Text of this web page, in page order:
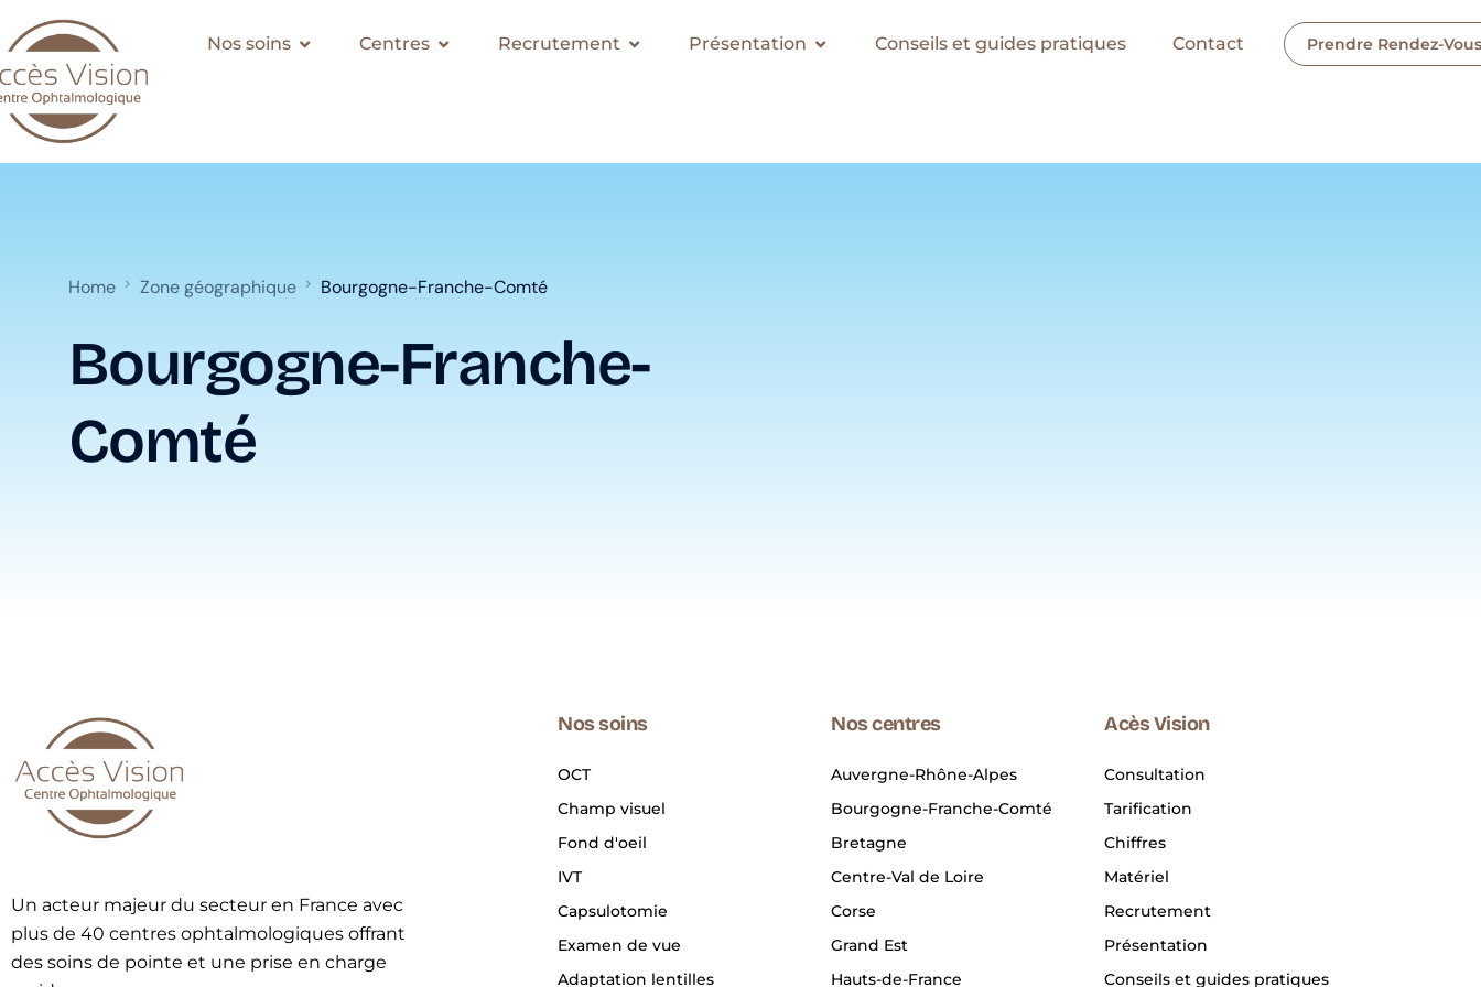
Nos soins Centres Recrutement Présentation Conseils et guides pratiques Contact Prendre Rendez-
Home Zone géographique Bourgogne-Franche-Comté
Bourgogne-Franche-
Comté
Un acteur majeur du secteur en France avec
plus de 40 centres ophtalmologiques offrant
des soins de pointe et une prise en charge
Nos soins
OCT
Champ visuel
Fond d'oeil
IVT
Capsulotomie
Examen de vue
Adaptation lentilles
Nos centres
Auvergne-Rhône-Alpes
Bourgogne-Franche-Comté
Bretagne
Centre-Val de Loire
Corse
Grand Est
Hauts-de-France
Acès Vision
Consultation
Tarification
Chiffres
Matériel
Recrutement
Présentation
Conseils et guides pratiques